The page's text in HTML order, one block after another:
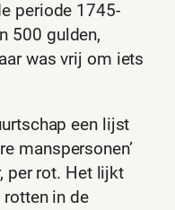
periode 1745-
500 gulden,
was vrij om iets
een lijst
manspersonen’
per rot. Het lijkt
in de